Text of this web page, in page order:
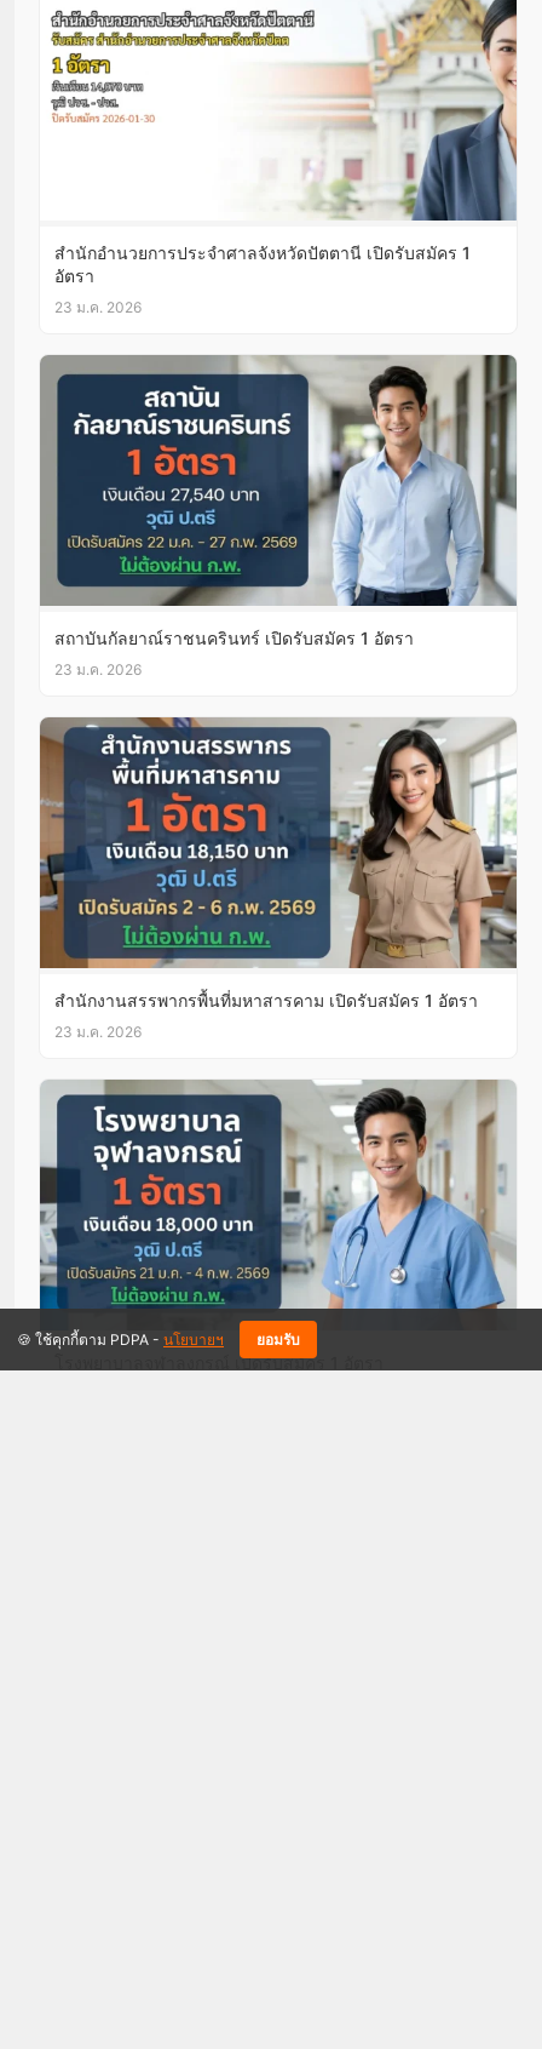
เทศบาลนครมาบตาพุด เปิดรับสมัคร 2 อัตรา
สํานักอํานวยการประจําศาลจังหวัดปัตตานี เปิดรับสมัคร 1
23 ม.ค. 2026
สถาบันกัลยาณ์ราชนครินทร์ เปิดรับสมัคร 1 อัตรา
23 ม.ค. 2026
สํานักงานสรรพากรพื้นที่มหาสารคาม เปิดรับสมัคร 1 อัตรา
23 ม.ค. 2026
🍪 ใช้คุกกี้ตาม PDPA - นโยบายฯ ยอมรับ